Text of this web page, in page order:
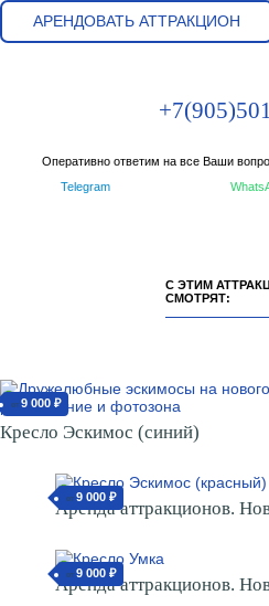
АРЕНДОВАТЬ АТТРАКЦИОН
Оперативно ответим на все Ваши
Telegram
С ЭТИМ
СМОТРЯТ:
от 9 000 ₽
Кресло Эскимос (синий)
9 000 ₽
Аренда аттракционов.
9 000 ₽
Аренда аттракционов.